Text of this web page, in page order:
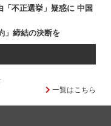
「不正選挙」疑惑に 中国
」締結の決断を
一覧はこちら